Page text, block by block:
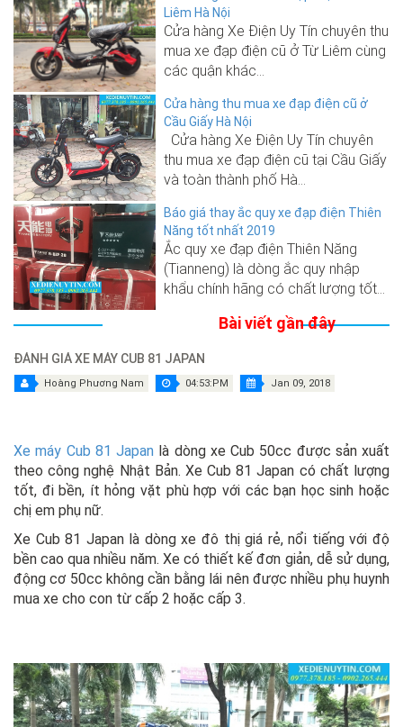
Liêm Hà Nội
Cửa hàng Xe Điện Uy Tín chuyên thu
mua xe đạp điện cũ ở Từ Liêm cùng
các quận khác...
Cửa hàng thu mua xe đạp điện cũ ở
Cầu Giấy Hà Nội
Cửa hàng Xe Điện Uy Tín chuyên
thu mua xe đạp điện cũ tại Cầu Giấy
và toàn thành phố Hà...
Báo giá thay ắc quy xe đạp điện Thiên
Năng tốt nhất 2019
Ắc quy xe đạp điện Thiên Năng
(Tianneng) là dòng ắc quy nhập
khẩu chính hãng có chất lượng tốt...
Bài viết gần đây
ĐÁNH GIÁ XE MÁY CUB 81 JAPAN
Hoàng Phương Nam 04:53:PM Jan 09, 2018
Xe máy Cub 81 Japan là dòng xe Cub 50cc được sản xuất
theo công nghệ Nhật Bản. Xe Cub 81 Japan có chất lượng
tốt, đi bền, ít hỏng vặt phù hợp với các bạn học sinh hoặc
chị em phụ nữ.
Xe Cub 81 Japan là dòng xe đô thị giá rẻ, nổi tiếng với độ
bền cao qua nhiều năm. Xe có thiết kế đơn giản, dễ sử dụng,
động cơ 50cc không cần bằng lái nên được nhiều phụ huynh
mua xe cho con từ cấp 2 hoặc cấp 3.